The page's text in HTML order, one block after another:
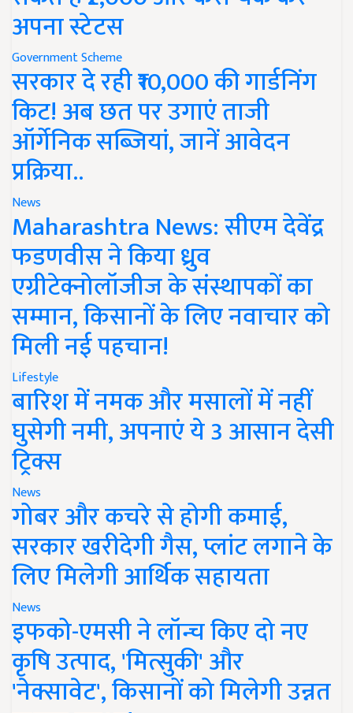
अपना स्टेटस
Government Scheme
सरकार दे रही ₹10,000 की गार्डनिंग
किट! अब छत पर उगाएं ताजी
ऑर्गेनिक सब्जियां, जानें आवेदन
प्रक्रिया..
News
Maharashtra News: सीएम देवेंद्र
फडणवीस ने किया ध्रुव
एग्रीटेक्नोलॉजीज के संस्थापकों का
सम्मान, किसानों के लिए नवाचार को
मिली नई पहचान!
Lifestyle
बारिश में नमक और मसालों में नहीं
घुसेगी नमी, अपनाएं ये 3 आसान देसी
ट्रिक्स
News
गोबर और कचरे से होगी कमाई,
सरकार खरीदेगी गैस, प्लांट लगाने के
लिए मिलेगी आर्थिक सहायता
News
इफको-एमसी ने लॉन्च किए दो नए
कृषि उत्पाद, 'मित्सुकी' और
'नेक्सावेट', किसानों को मिलेगी उन्नत